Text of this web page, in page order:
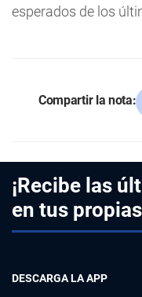
esperados de los
Compartir la nota:
¡Recibe las
en tus
DESCARGA LA APP